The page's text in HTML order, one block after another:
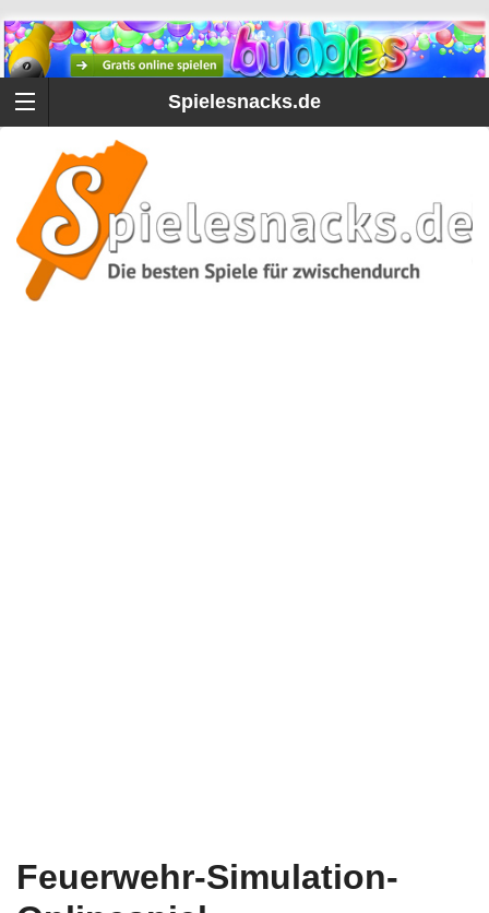
Spielesnacks.de
Feuerwehr-Simulation-